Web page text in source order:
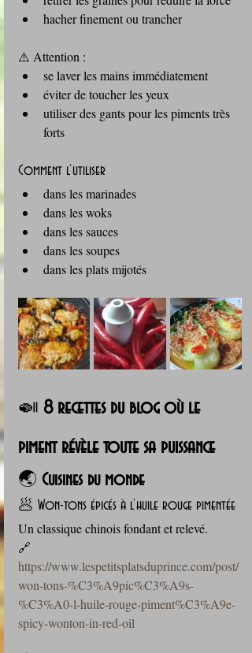
hacher finement ou trancher
⚠️ Attention :
se laver les mains immédiatement
éviter de toucher les yeux
utiliser des gants pour les piments très
forts
Comment l’utiliser
dans les marinades
dans les woks
dans les sauces
dans les soupes
dans les plats mijotés
🍛 8 recettes du blog où le
piment révèle toute sa puissance
🌏 Cuisines du monde
🥟 Won-tons épicés à l’huile rouge pimentée
Un classique chinois fondant et relevé.
🔗
https://www.lespetitsplatsduprince.com/post/
won-tons-%C3%A9pic%C3%A9s-
%C3%A0-l-huile-rouge-piment%C3%A9e-
spicy-wonton-in-red-oil